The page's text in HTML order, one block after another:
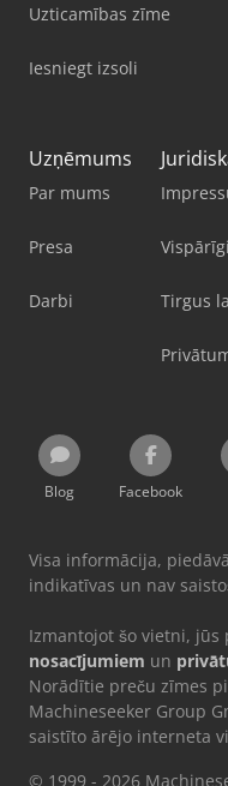
Uzticamības zīme
Iesniegt izsoli
Uzņēmums
Par mums
Presa
Darbi Tirgus
Blog Facebook
Visa informācija,
indikatīvas un nav
Izmantojot šo vietni, jūs
nosacījumiem un
Norādītie preču zīmes
Machineseeker Group
saistīto ārējo interneta
© 1999 - 2026